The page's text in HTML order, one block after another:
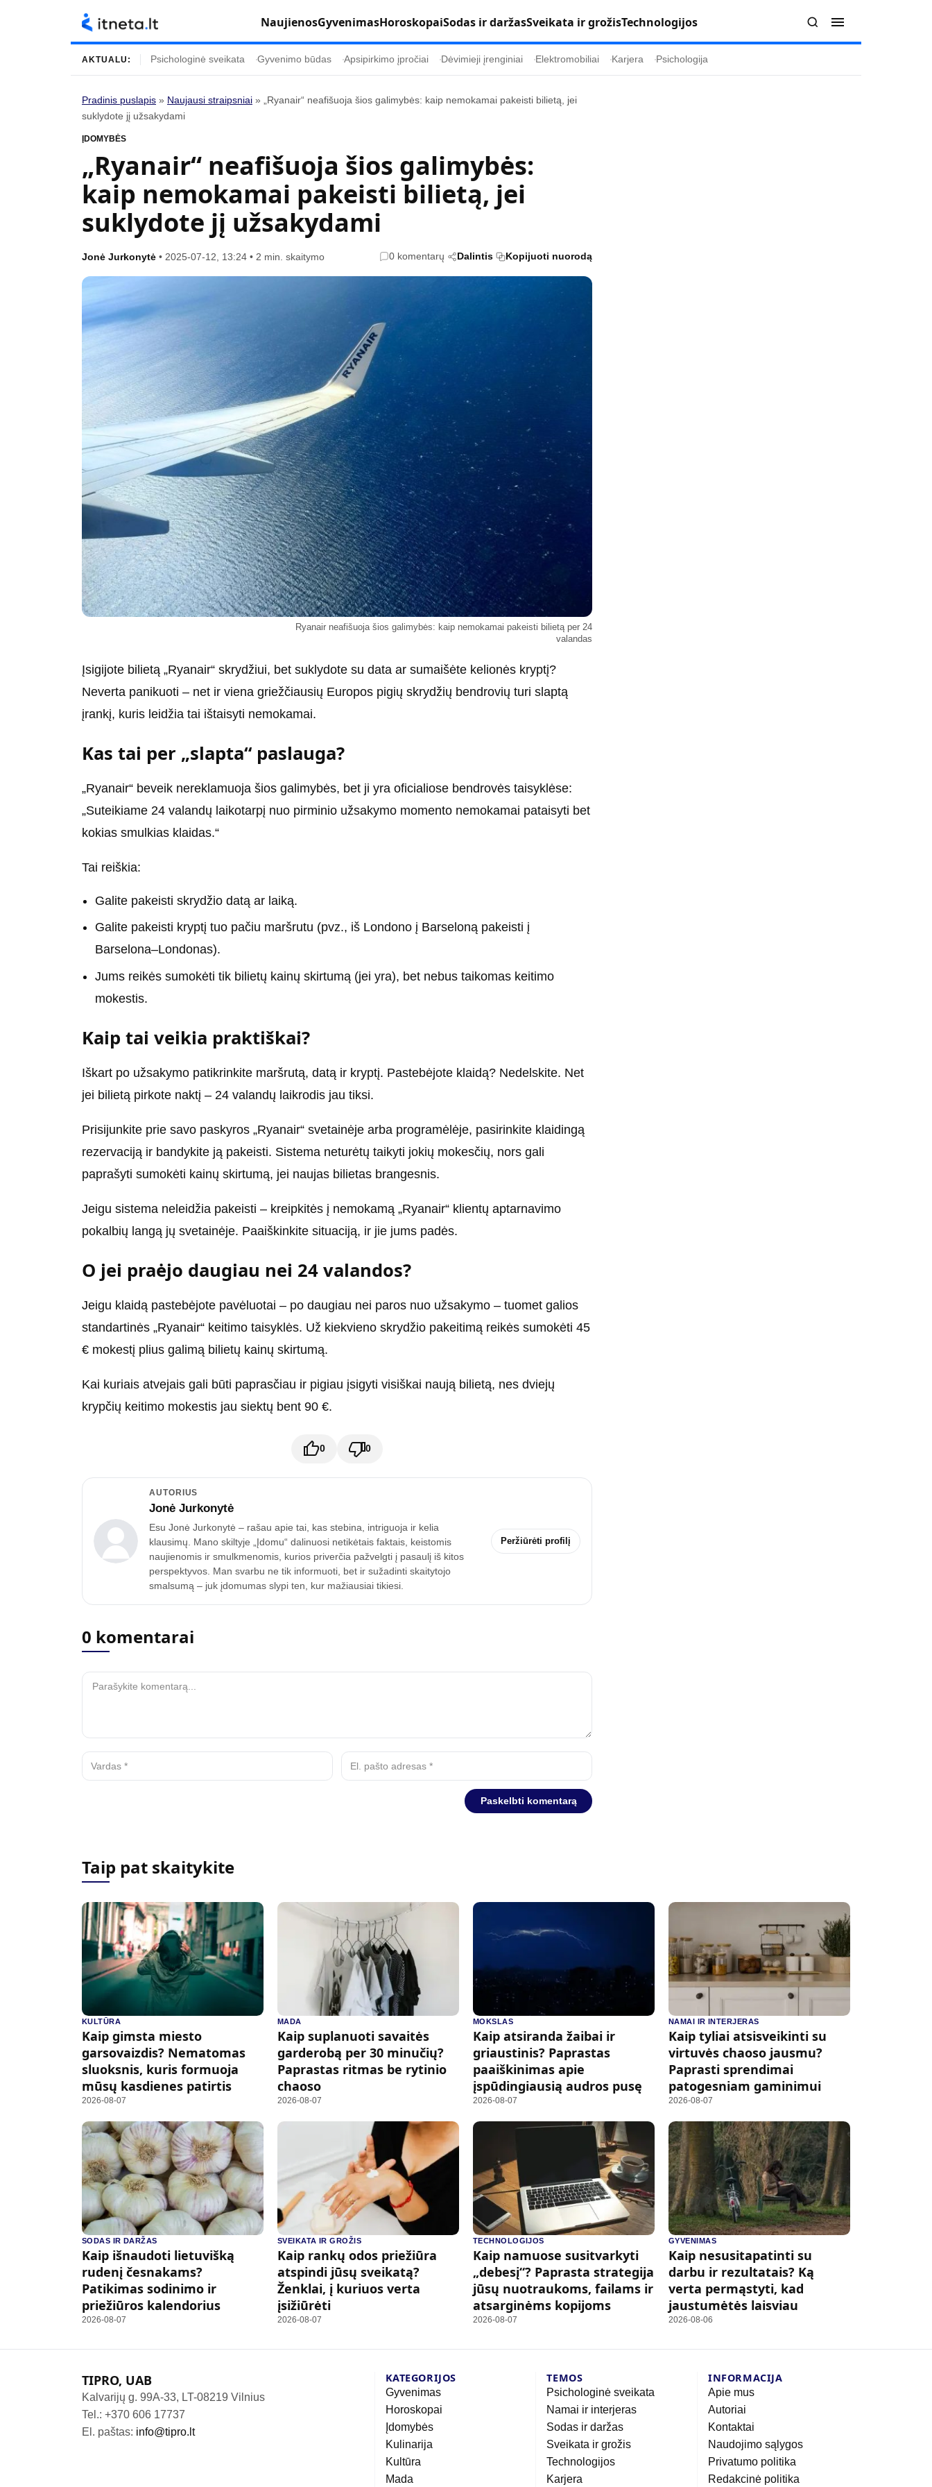
NaujienosGyvenimasHoroskopaiSodas ir daržasSveikata ir grožisTechnologijos
Turinys
Naujausi straipsniai
Gyvenimas
Įdomybės
Namai ir interjeras
Kulinarija
Technologijos
Gyvenimo būdas
Tėvai ir vaikai
Sodas ir daržas
Sveikata ir grožis
Tvari mada Slapukų politika
AKTUALU: Psichologinė sveikata Gyvenimo būdas Apsipirkimo įpročiai Dėvimieji įrenginiai Elektromobiliai Karjera Psichologija
Pradinis puslapis » Naujausi straipsniai »
„Ryanair“ neafišuoja šios galimybės: kaip nemokamai pakeisti bilietą, jei
suklydote jį užsakydami
ĮDOMYBĖS
„Ryanair“ neafišuoja šios galimybės:
kaip nemokamai pakeisti bilietą, jei
suklydote jį užsakydami
Jonė Jurkonytė • 2025-07-12, 13:24 • 2 min. skaitymo 0 komentarų Dalintis Kopijuoti nuorodą
Ryanair neafišuoja šios galimybės: kaip nemokamai pakeisti bilietą per 24
valandas
Įsigijote bilietą „Ryanair“ skrydžiui, bet suklydote su data ar sumaišėte kelionės kryptį?
Neverta panikuoti – net ir viena griežčiausių Europos pigių skrydžių bendrovių turi slaptą
įrankį, kuris leidžia tai ištaisyti nemokamai.
Kas tai per „slapta“ paslauga?
„Ryanair“ beveik nereklamuoja šios galimybės, bet ji yra oficialiose bendrovės taisyklėse:
„Suteikiame 24 valandų laikotarpį nuo pirminio užsakymo momento nemokamai pataisyti bet
kokias smulkias klaidas.“
Tai reiškia:
Galite pakeisti skrydžio datą ar laiką.
Galite pakeisti kryptį tuo pačiu maršrutu (pvz., iš Londono į Barseloną pakeisti į
Barselona–Londonas).
Jums reikės sumokėti tik bilietų kainų skirtumą (jei yra), bet nebus taikomas keitimo
mokestis.
Kaip tai veikia praktiškai?
Iškart po užsakymo patikrinkite maršrutą, datą ir kryptį. Pastebėjote klaidą? Nedelskite. Net
jei bilietą pirkote naktį – 24 valandų laikrodis jau tiksi.
Prisijunkite prie savo paskyros „Ryanair“ svetainėje arba programėlėje, pasirinkite klaidingą
rezervaciją ir bandykite ją pakeisti. Sistema neturėtų taikyti jokių mokesčių, nors gali
paprašyti sumokėti kainų skirtumą, jei naujas bilietas brangesnis.
Jeigu sistema neleidžia pakeisti – kreipkitės į nemokamą „Ryanair“ klientų aptarnavimo
pokalbių langą jų svetainėje. Paaiškinkite situaciją, ir jie jums padės.
O jei praėjo daugiau nei 24 valandos?
Jeigu klaidą pastebėjote pavėluotai – po daugiau nei paros nuo užsakymo – tuomet galios
standartinės „Ryanair“ keitimo taisyklės. Už kiekvieno skrydžio pakeitimą reikės sumokėti 45
€ mokestį plius galimą bilietų kainų skirtumą.
Kai kuriais atvejais gali būti paprasčiau ir pigiau įsigyti visiškai naują bilietą, nes dviejų
krypčių keitimo mokestis jau siektų bent 90 €.
0 0
AUTORIUS
Jonė Jurkonytė
Esu Jonė Jurkonytė – rašau apie tai, kas stebina, intriguoja ir kelia
klausimų. Mano skiltyje „Įdomu“ dalinuosi netikėtais faktais, keistomis
naujienomis ir smulkmenomis, kurios priverčia pažvelgti į pasaulį iš kitos
perspektyvos. Man svarbu ne tik informuoti, bet ir sužadinti skaitytojo
smalsumą – juk įdomumas slypi ten, kur mažiausiai tikiesi.
Peržiūrėti profilį
0 komentarai
Taip pat skaitykite
KULTŪRA
Kaip gimsta miesto
garsovaizdis? Nematomas
sluoksnis, kuris formuoja
mūsų kasdienes patirtis
2026-08-07
MADA
Kaip suplanuoti savaitės
garderobą per 30 minučių?
Paprastas ritmas be rytinio
chaoso
2026-08-07
MOKSLAS
Kaip atsiranda žaibai ir
griaustinis? Paprastas
paaiškinimas apie
įspūdingiausią audros pusę
2026-08-07
NAMAI IR INTERJERAS
Kaip tyliai atsisveikinti su
virtuvės chaoso jausmu?
Paprasti sprendimai
patogesniam gaminimui
2026-08-07
SODAS IR DARŽAS
Kaip išnaudoti lietuvišką
rudenį česnakams?
Patikimas sodinimo ir
priežiūros kalendorius
2026-08-07
SVEIKATA IR GROŽIS
Kaip rankų odos priežiūra
atspindi jūsų sveikatą?
Ženklai, į kuriuos verta
įsižiūrėti
2026-08-07
TECHNOLOGIJOS
Kaip namuose susitvarkyti
„debesį“? Paprasta strategija
jūsų nuotraukoms, failams ir
atsarginėms kopijoms
2026-08-07
GYVENIMAS
Kaip nesusitapatinti su
darbu ir rezultatais? Ką
verta permąstyti, kad
jaustumėtės laisviau
2026-08-06
TIPRO, UAB
Kalvarijų g. 99A-33, LT-08219 Vilnius
Tel.: +370 606 17737
El. paštas: info@tipro.lt
KATEGORIJOS
Gyvenimas
Horoskopai
Įdomybės
Kulinarija
Kultūra
Mada
TEMOS
Psichologinė sveikata
Namai ir interjeras
Sodas ir daržas
Sveikata ir grožis
Technologijos
Karjera
INFORMACIJA
Apie mus
Autoriai
Kontaktai
Naudojimo sąlygos
Privatumo politika
Redakcinė politika